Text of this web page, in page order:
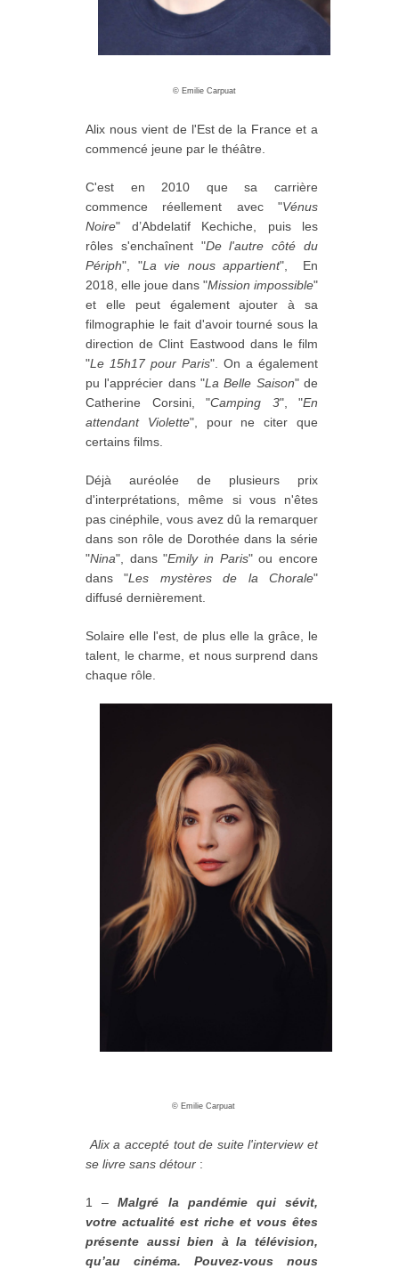
© Emilie Carpuat
Alix nous vient de l'Est de la France et a
commencé jeune par le théâtre.
C'est en 2010 que sa carrière
commence réellement avec "Vénus
Noire" d’Abdelatif Kechiche, puis les
rôles s'enchaînent "De l'autre côté du
Périph", "La vie nous appartient", En
2018, elle joue dans "Mission impossible"
et elle peut également ajouter à sa
filmographie le fait d'avoir tourné sous la
direction de Clint Eastwood dans le film
"Le 15h17 pour Paris". On a également
pu l'apprécier dans "La Belle Saison" de
Catherine Corsini, "Camping 3", "En
attendant Violette", pour ne citer que
certains films.
Déjà auréolée de plusieurs prix
d'interprétations, même si vous n'êtes
pas cinéphile, vous avez dû la remarquer
dans son rôle de Dorothée dans la série
"Nina", dans "Emily in Paris" ou encore
dans "Les mystères de la Chorale"
diffusé dernièrement.
Solaire elle l'est, de plus elle la grâce, le
talent, le charme, et nous surprend dans
chaque rôle.
© Emilie Carpuat
Alix a accepté tout de suite l'interview et
se livre sans détour :
1 –Malgré la pandémie qui sévit,
votre actualité est riche et vous êtes
présente aussi bien à la télévision,
qu’au cinéma. Pouvez-vous nous